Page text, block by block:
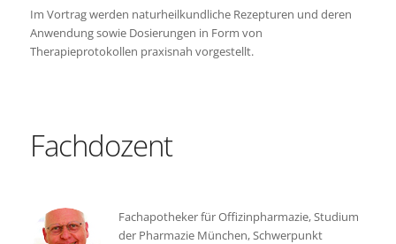
Im Vortrag werden naturheilkundliche Rezepturen und deren
Anwendung sowie Dosierungen in Form von
Therapieprotokollen praxisnah vorgestellt.
Fachdozent
Fachapotheker für Offizinpharmazie, Studium
der Pharmazie München, Schwerpunkt